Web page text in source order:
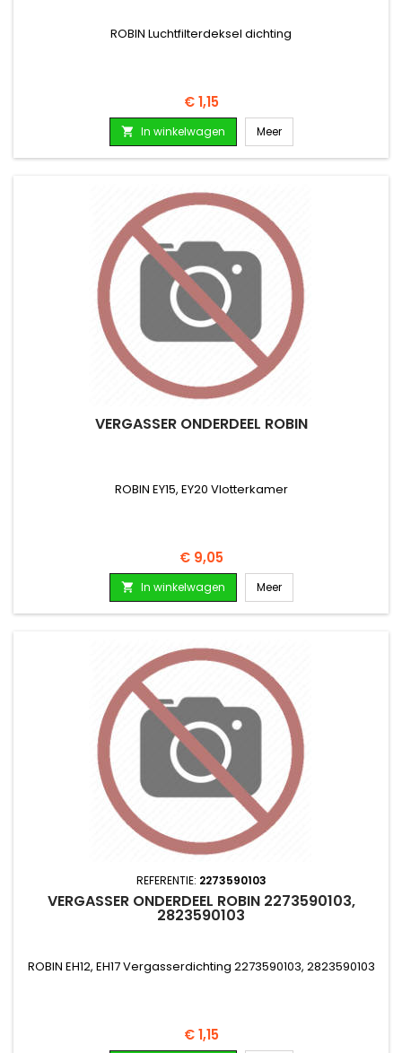
ROBIN Luchtfilterdeksel dichting
Prijs
€ 1,15
 In winkelwagen Meer
VERGASSER ONDERDEEL ROBIN
ROBIN EY15, EY20 Vlotterkamer
Prijs
€ 9,05
 In winkelwagen Meer
REFERENTIE: 2273590103
VERGASSER ONDERDEEL ROBIN 2273590103,
2823590103
ROBIN EH12, EH17 Vergasserdichting 2273590103, 2823590103
Prijs
€ 1,15